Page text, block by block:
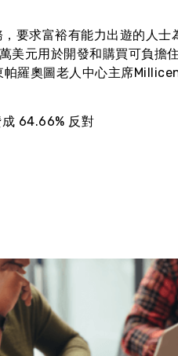
要求富裕有能力出遊的人
美元用於開發和購買可負
羅奧圖老人中心主席
64.66% 反對